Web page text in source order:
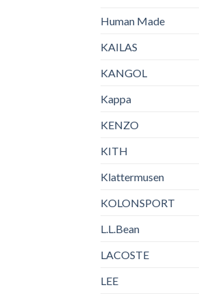
Human Made
KAILAS
KANGOL
Kappa
KENZO
KITH
Klattermusen
KOLONSPORT
L.L.Bean
LACOSTE
LEE